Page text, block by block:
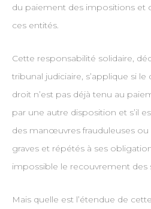
du paiement des impositions et
ces entités.
Cette responsabilité solidaire,
tribunal judiciaire, s’applique si
droit n’est pas déjà tenu au
par une autre disposition et s’il
des manœuvres frauduleuses
graves et répétés à ses
impossible le recouvrement des
Mais quelle est l’étendue de